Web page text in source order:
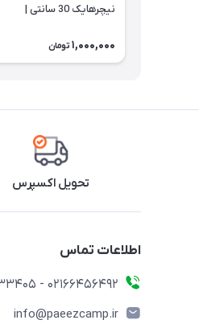
نیچرهایک 30 سانتی |
1,000,000 تومان
تحویل اکسپرس
اطلاعات تماس
02166456492 - 09121933405
info@paeezcamp.ir